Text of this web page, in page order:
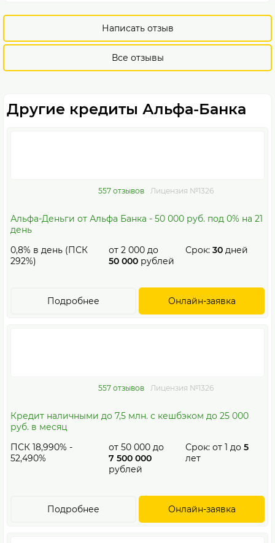
Написать отзыв
Все отзывы
Другие кредиты Альфа-Банка
557 отзывов Лицензия №1326
Альфа-Деньги от Альфа Банка - 50 000 руб. под 0% на 21
день
0,8% в день (ПСК
292%)
от 2 000 до
50 000 рублей
Срок: 30дней
Онлайн-заявка
Подробнее
557 отзывов Лицензия №1326
Кредит наличными до 7,5 млн. с кешбэком до 25 000
руб. в месяц
ПСК 18,990% -
52,490%
от 50 000 до
7 500 000
рублей
Срок: от 1 до 5
лет
Онлайн-заявка
Подробнее